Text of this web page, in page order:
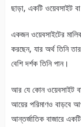
ছাড়া, একটি ওয়েবসাইট
একজন ওয়েবসাইটের
করছেন, যার অর্থ তিনি
বেশি দর্শক তিনি পান।
আর যে কোন ওয়েবসাইট বা
আয়ের পরিমাণও বাড়বে
আন্তর্জাতিক বাজারে